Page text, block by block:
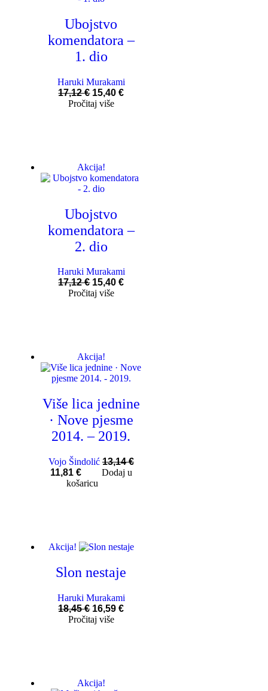
Ubojstvo
komendatora –
1. dio
Haruki Murakami
17,12€ 15,40€
Pročitaj više
Akcija!
Ubojstvo
komendatora –
2. dio
Haruki Murakami
17,12€ 15,40€
Pročitaj više
Akcija!
Više lica jednine
· Nove pjesme
2014. – 2019.
Vojo Šindolić 13,14€
11,81 €
Dodaj u
košaricu
Akcija!
Slon nestaje
Haruki Murakami
18,45€ 16,59€
Pročitaj više
Akcija!